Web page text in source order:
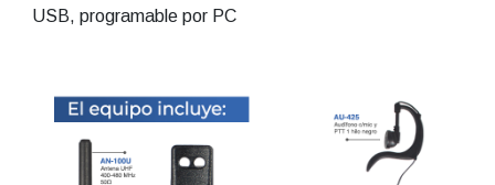
USB, programable por PC